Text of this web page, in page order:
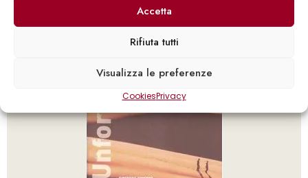
Accetta
Rifiuta tutti
Visualizza le preferenze
CookiesPrivacy